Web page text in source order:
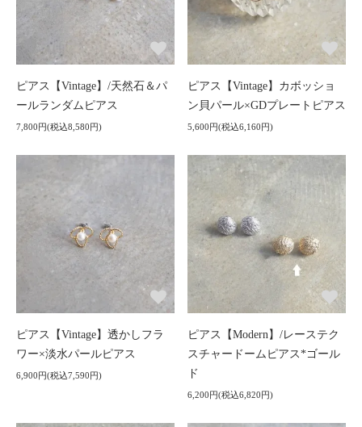
ピアス【Vintage】/天然石＆パ
ールランダムピアス
7,800円(税込8,580円)
ピアス【Vintage】カボッショ
ン貝パール×GDプレートピアス
5,600円(税込6,160円)
ピアス【Vintage】透かしフラ
ワー×淡水パールピアス
6,900円(税込7,590円)
ピアス【Modern】/レーステク
スチャードームピアス*ゴール
ド
6,200円(税込6,820円)